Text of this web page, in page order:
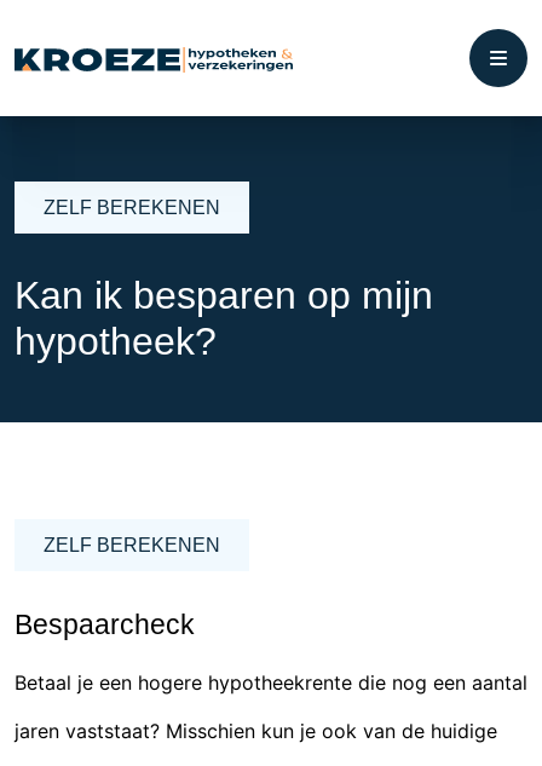
ZELF BEREKENEN
Kan ik besparen op mijn
hypotheek?
ZELF BEREKENEN
Bespaarcheck
Betaal je een hogere hypotheekrente die nog een aantal
jaren vaststaat? Misschien kun je ook van de huidige